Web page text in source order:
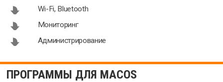
Wi-Fi, Bluetooth
Мониторинг
Администрирование
ПРОГРАММЫ ДЛЯ MACOS